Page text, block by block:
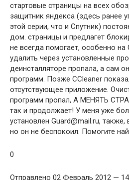
стартовые страницы на всех
защитник яндекса (здесь ранее
этой серии, что и Спутник)
дом. страницы и предлагет
не всегда помогает, особенно
удалить через установленные
деинсталляторе пропала, а сам
программ. Позже CCleaner
отсутствующее приложение.
программ пропал, А МЕНЯТЬ
так и продолжает! У меня уже
установлен Guard@mail.ru, также,
но он не беспокоил. Помогите
0
Отправлено 02 Февраль 2012 —